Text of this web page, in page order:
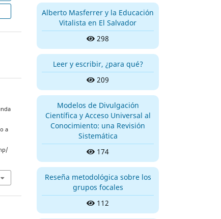
a
Alberto Masferrer y la Educación
Vitalista en El Salvador
298
Leer y escribir, ¿para qué?
209
Modelos de Divulgación
Científica y Acceso Universal al
Conocimiento: una Revisión
Sistemática
174
Reseña metodológica sobre los
grupos focales
112